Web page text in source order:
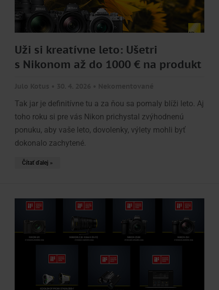
Uži si kreatívne leto: Ušetri
s Nikonom až do 1000 € na produkt
Tak jar je definitívne tu a za ňou sa pomaly blíži leto. Aj
toho roku si pre vás Nikon prichystal zvýhodnenú
ponuku, aby vaše leto, dovolenky, výlety mohli byť
dokonalo zachytené.
Čítať ďalej »